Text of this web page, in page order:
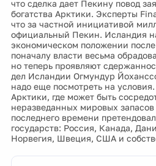
что сделка дает Пекину повод
богатства Арктики. Эксперты
что за частной инициативой
официальный Пекин. Исландия
экономическом положении
поначалу власти весьма
но теперь проявляют
дел Исландии Огмундур
надо еще посмотреть на
Арктики, где может быть
неразведанных мировых запасов
последнего времени
государств: Россия, Канада,
Норвегия, Швеция, США и